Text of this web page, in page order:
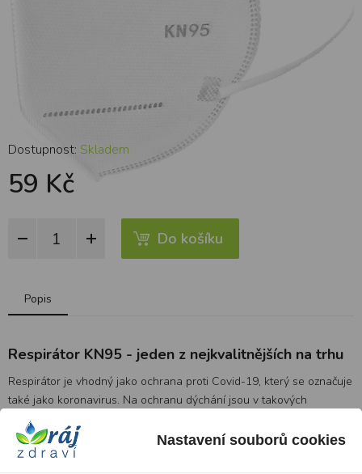
Dostupnost: Skladem
59 Kč
Do košíku
Popis
Respirátor KN95 - jeden z nejkvalitnějších na trhu
Respirátor je vhodný jako ochrana proti Covid-19, který se označuje
také jako koronavirus. Na ochranu dýchání jsou v takových
případech určeny respirátory a ochranné pomůcky s typem filtru
alespoň FFP2 nebo FFP3. Rouška s ochranným filtrem KN95
zachycuje aerosoly, prachové a smogová částice či pyl. Blokuje až
Nastavení souborů cookies